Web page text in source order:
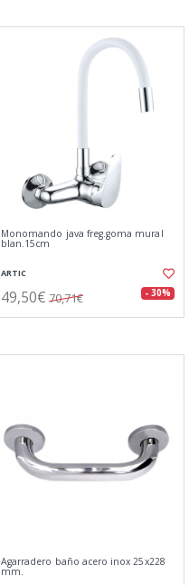
Monomando java freg.goma mural
blan.15cm
ARTIC
49,50€ 70,71€ - 30%
Agarradero baño acero inox 25x228
mm.